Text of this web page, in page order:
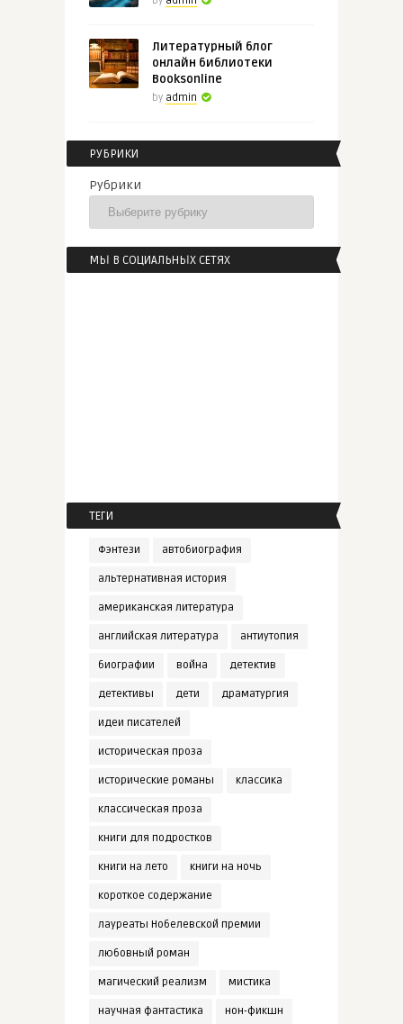
Литературный блог
онлайн библиотеки
Booksonline
by admin
РУБРИКИ
Рубрики
МЫ В СОЦИАЛЬНЫХ СЕТЯХ
ТЕГИ
Фэнтези автобиография
альтернативная история
американская литература
английская литература антиутопия
биографии война детектив
детективы дети драматургия
идеи писателей
историческая проза
исторические романы классика
классическая проза
книги для подростков
книги на лето книги на ночь
короткое содержание
лауреаты Нобелевской премии
любовный роман
магический реализм мистика
научная фантастика нон-фикшн